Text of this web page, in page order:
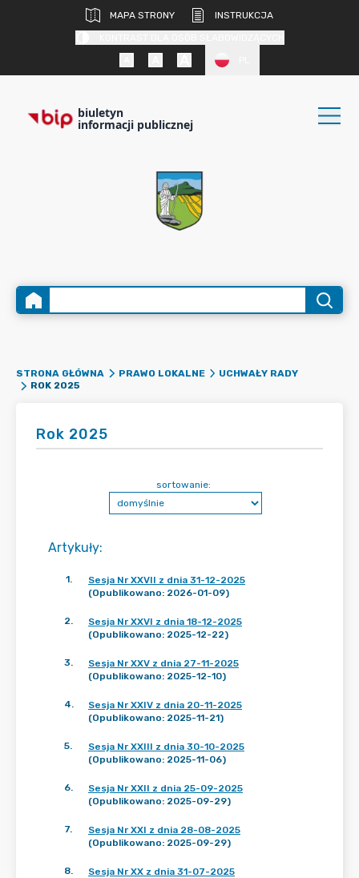
MAPA STRONY
INSTRUKCJA
biuletyn
informacji publicznej
STRONA GŁÓWNA PRAWO LOKALNE
UCHWAŁY RADY
ROK 2025
Rok 2025
Artykuły:
sortowanie:
1.
Sesja Nr XXVII z dnia 31-12-2025
(Opublikowano: 2026-01-09)
2.
Sesja Nr XXVI z dnia 18-12-2025
(Opublikowano: 2025-12-22)
3.
Sesja Nr XXV z dnia 27-11-2025
(Opublikowano: 2025-12-10)
4.
Sesja Nr XXIV z dnia 20-11-2025
(Opublikowano: 2025-11-21)
5.
Sesja Nr XXIII z dnia 30-10-2025
(Opublikowano: 2025-11-06)
6.
Sesja Nr XXII z dnia 25-09-2025
(Opublikowano: 2025-09-29)
7.
Sesja Nr XXI z dnia 28-08-2025
(Opublikowano: 2025-09-29)
8.
Sesja Nr XX z dnia 31-07-2025